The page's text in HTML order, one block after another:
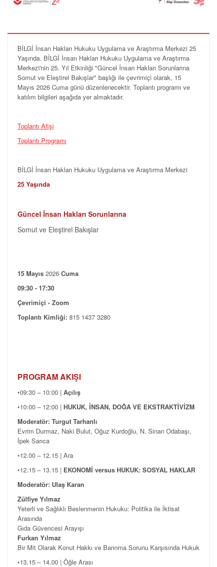
BİLGİ İnsan Hakları Hukuku Uygulama ve Araştırma Merkezi 25
Yaşında. BİLGİ İnsan Hakları Hukuku Uygulama ve Araştırma
Merkezi'nin 25. Yıl Etkinliği "Güncel İnsan Hakları Sorunlarına
Somut ve Eleştirel Bakışlar" başlığı ile çevrimiçi olarak, 15
Mayıs 2026 Cuma günü düzenlenecektir. Toplantı programı ve
katılım bilgileri aşağıda yer almaktadır.
Toplantı Afişi
Toplantı Programı
BİLGİ İnsan Hakları Hukuku Uygulama ve Araştırma Merkezi
25 Yaşında
Güncel İnsan Hakları Sorunlarına
Somut ve Eleştirel Bakışlar
15 Mayıs 2026 Cuma
09:30 - 17:30
Çevrimiçi - Zoom
Toplantı Kimliği: 815 1437 3280
PROGRAM AKIŞI
•09:30 – 10:00 | Açılış
•10:00 – 12:00 | HUKUK, İNSAN, DOĞA VE EKSTRAKTİVİZM
Moderatör: Turgut Tarhanlı
Evrim Durmaz, Naki Bulut, Oğuz Kurdoğlu, N. Sinan Odabaşı,
İpek Sarıca
•12.00 – 12.15 | Ara
•12.15 – 13.15 | EKONOMİ versus HUKUK: SOSYAL HAKLAR
Moderatör: Ulaş Karan
Zülfiye Yılmaz
Yeterli ve Sağlıklı Beslenmenin Hukuku: Politika ile İktisat
Arasında
Gıda Güvencesi Arayışı
Furkan Yılmaz
Bir Mit Olarak Konut Hakkı ve Barınma Sorunu Karşısında Hukuk
•13.15 – 14.00 | Öğle Arası